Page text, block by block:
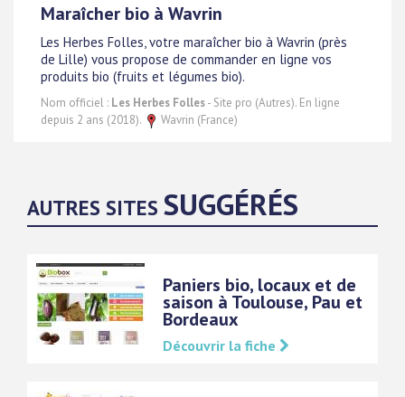
Maraîcher bio à Wavrin
Les Herbes Folles, votre maraîcher bio à Wavrin (près
de Lille) vous propose de commander en ligne vos
produits bio (fruits et légumes bio).
Nom officiel : Les Herbes Folles- Site pro (Autres). En ligne
depuis 2 ans (2018).
Wavrin (France)
AUTRES SITES SUGGÉRÉS
Paniers bio, locaux et de
saison à Toulouse, Pau et
Bordeaux
Découvrir la fiche